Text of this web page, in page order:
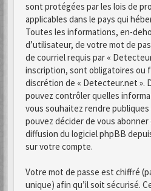
sont protégées par les lois de
applicables dans le pays qui
Toutes les informations, en-
d’utilisateur, de votre mot de
de courriel requis par «
inscription, sont obligatoires ou
discrétion de « Detecteur.net ».
pouvez contrôler quelles
vous souhaitez rendre publiques
pouvez décider de vous abonner
diffusion du logiciel phpBB
sur votre compte.
Votre mot de passe est chiffré
unique) afin qu’il soit sécurisé.